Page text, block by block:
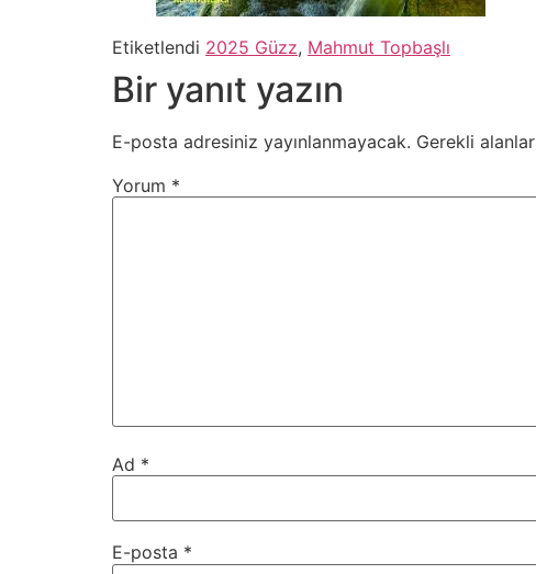
Etiketlendi 2025 Güzz, Mahmut Topbaşlı
Bir yanıt yazın
E-posta adresiniz yayınlanmayacak. Gerekli alanlar
Yorum *
Ad *
E-posta *